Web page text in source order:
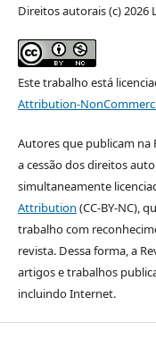
Direitos autorais (c) 2026
Este trabalho está
Attribution-
Autores que publicam na
a cessão dos direitos
simultaneamente
Attribution (CC-BY-NC),
trabalho com
revista. Dessa forma, a
artigos e trabalhos
incluindo Internet.